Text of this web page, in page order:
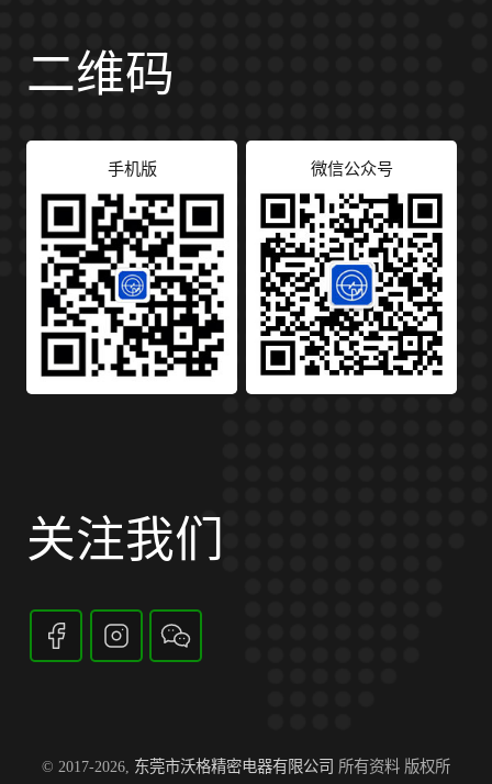
二维码
手机版 微信公众号
关注我们
© 2017-2026, 东莞市沃格精密电器有限公司 所有资料 版权所